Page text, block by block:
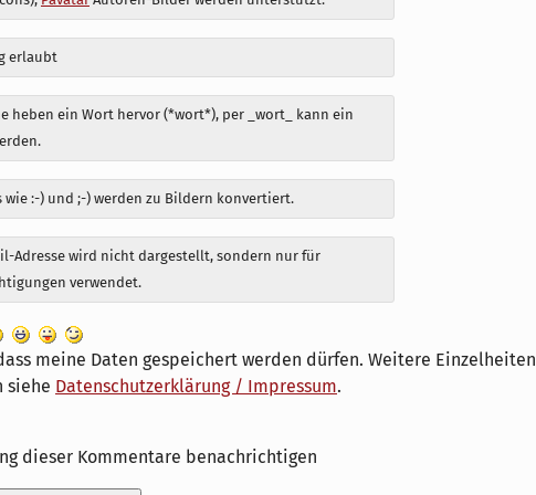
erlaubt
heben ein Wort hervor (*wort*), per _wort_ kann ein
wie :-) und ;-) werden zu Bildern konvertiert.
Adresse wird nicht dargestellt, sondern nur für
verwendet.
meine Daten gespeichert werden dürfen. Weitere Einzelheiten
siehe Datenschutzerklärung / Impressum.
dieser Kommentare benachrichtigen